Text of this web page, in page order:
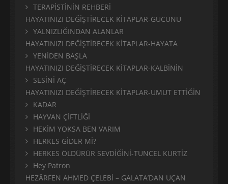
TERAPİSTİNİN REHBERİ
HAYATINIZI DEĞİŞTİRECEK KİTAPLAR-GÜCÜNÜ
YALNIZLIĞINDAN ALANLAR
HAYATINIZI DEĞİŞTİRECEK KİTAPLAR-HAYATA
YENİDEN BAŞLA
HAYATINIZI DEĞİŞTİRECEK KİTAPLAR-KALBİNİN
SESİNİ AÇ
HAYATINIZI DEĞİŞTİRECEK KİTAPLAR-UMUT ETTİĞİN
KADAR
HAYVAN ÇİFTLİĞİ
HEKİM YOKSA BEN VARIM
HERKES GİDER Mİ?
HERKES ÖLDÜRÜR SEVDİĞİNİ-TUNCEL KURTİZ
Hey Patron
HEZÂRFEN AHMED ÇELEBİ – GALATA’DAN UÇAN